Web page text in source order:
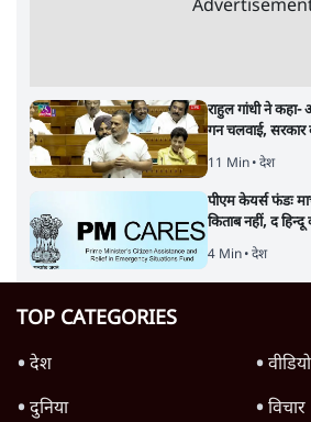
राहुल गांधी ने कहा-
गन चलवाई, सरकार
11 Min• देश
पीएम केयर्स फंडः
किताब नहीं, द
4 Min• देश
TOP CATEGORIES
देश
वीडियो
दुनिया
विचार